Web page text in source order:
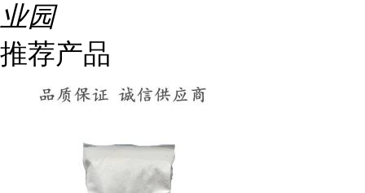
业园
推荐产品